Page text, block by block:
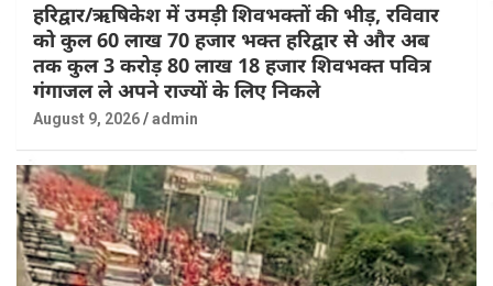
हरिद्वार/ऋषिकेश में उमड़ी शिवभक्तों की भीड़, रविवार
को कुल 60 लाख 70 हजार भक्त हरिद्वार से और अब
तक कुल 3 करोड़ 80 लाख 18 हजार शिवभक्त पवित्र
गंगाजल ले अपने राज्यों के लिए निकले
August 9, 2026 admin